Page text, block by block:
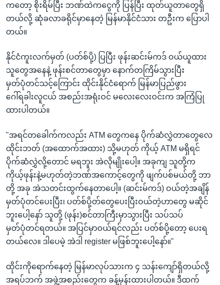
ကတော့ စိုးရိမ်ပြီး ဘဏ်ထဲကငွေကို ပြန်ပြီး ထုတ်ယူတာတွေရှိ
တယ်လို့ ဆုံခလာခရိုင်မှာနေတဲ့ မြန်မာနိုင်ငံသား တဦးက ပြောပါ
တယ်။
နိုင်ငံကူးလက်မှတ် (ပတ်စ်ပို့) ပြပြီး ဖုန်းဆင်းမ်ကဒ် ဝယ်ယူထား
သူတွေအနေနဲ့ ဖုန်းစင်တာတွေမှာ နောက်တကြိမ်သွားပြီး
မှတ်ပုံတင်သင့်ကြောင်း ထိုင်းနိုင်ငံရောက် မြန်မာပြည်ဖွား
ဂေါ်ရခါးလူငယ် အစည်းအရုံးဝင် မလေးလေးဝင်းက အကြံပြု
ထားပါတယ်။
"အရင်တခေါက်ကလည်း ATM တွေကနေ ပိုက်ဆံလွှဲတာတွေလေ
ထိုင်းဘတ် (အထောက်အထား) သို့မဟုတ် ကိုယ့် ATM မရှိရင်
ပိုက်ဆံလွှဲလို့တောင် မရဘူး အဲလိုမျိုးပေါ့။ အခုကျ သူတို့က
ကိုယ့်ဖုန်းနဲ့မဟုတ်တဲ့ဘဏ်အကောင့်တွေကို ဖျက်ပစ်မယ်တို့ ဘာ
တို့ အခု အဲသတင်းထွက်နေတာပေါ့။ (ဆင်းမ်ကဒ်) ဝယ်တဲ့အချိန်
မှတ်ပုံတင်ပေးပြီး၊ ပတ်စ်ပို့တ်တွေပေးပြီးဝယ်တဲ့ဟာတွေ မဆိုင်
ဘူးပေါ့နော် သူတို့ (ဖုန်း)စင်တာကြီးမှာသွားပြီး သပ်သပ်
မှတ်ပုံတင်ရတယ်။ အပြင်မှာဝယ်ရင်လည်း ပတ်စ်ပို့တော့ ပေးရ
တယ်လေ။ ဒါပေမဲ့ အဲဒါ register မဖြစ်ဘူးပေါ့နော်။"
ထိုင်းကိုရောက်နေတဲ့ မြန်မာလုပ်သားက ၄ သန်းကျော်ရှိတယ်လို့
အရပ်ဘက် အဖွဲ့အစည်းတွေက ခန့်မှန်းထားပါတယ်။ ဒီထက်